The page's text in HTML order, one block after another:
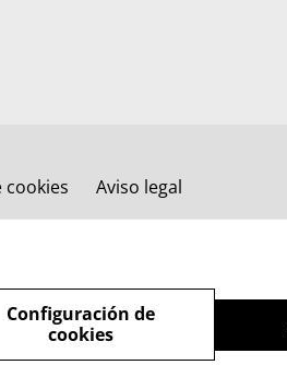
cookies Aviso legal
Configuración de
cookies